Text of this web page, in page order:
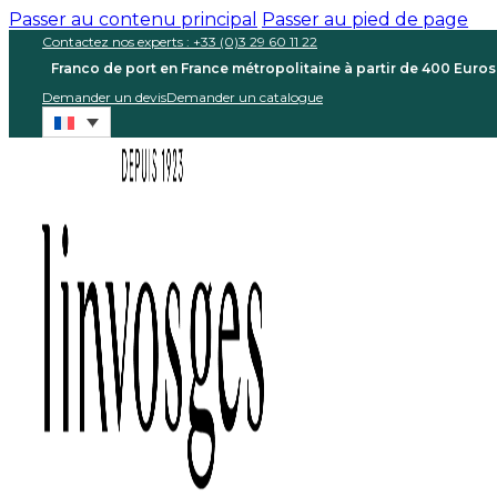
Passer au contenu principal Passer au pied de page
Contactez nos experts : +33 (0)3 29 60 11 22
Franco de port en France métropolitaine à partir de 400 Euros
Demander un devisDemander un catalogue